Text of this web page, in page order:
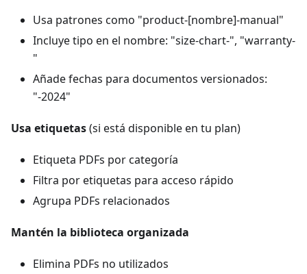
Usa patrones como "product-[nombre]-manual"
Incluye tipo en el nombre: "size-chart-", "warranty-
"
Añade fechas para documentos versionados:
"-2024"
Usa etiquetas(si está disponible en tu plan)
Etiqueta PDFs por categoría
Filtra por etiquetas para acceso rápido
Agrupa PDFs relacionados
Mantén la biblioteca organizada
Elimina PDFs no utilizados